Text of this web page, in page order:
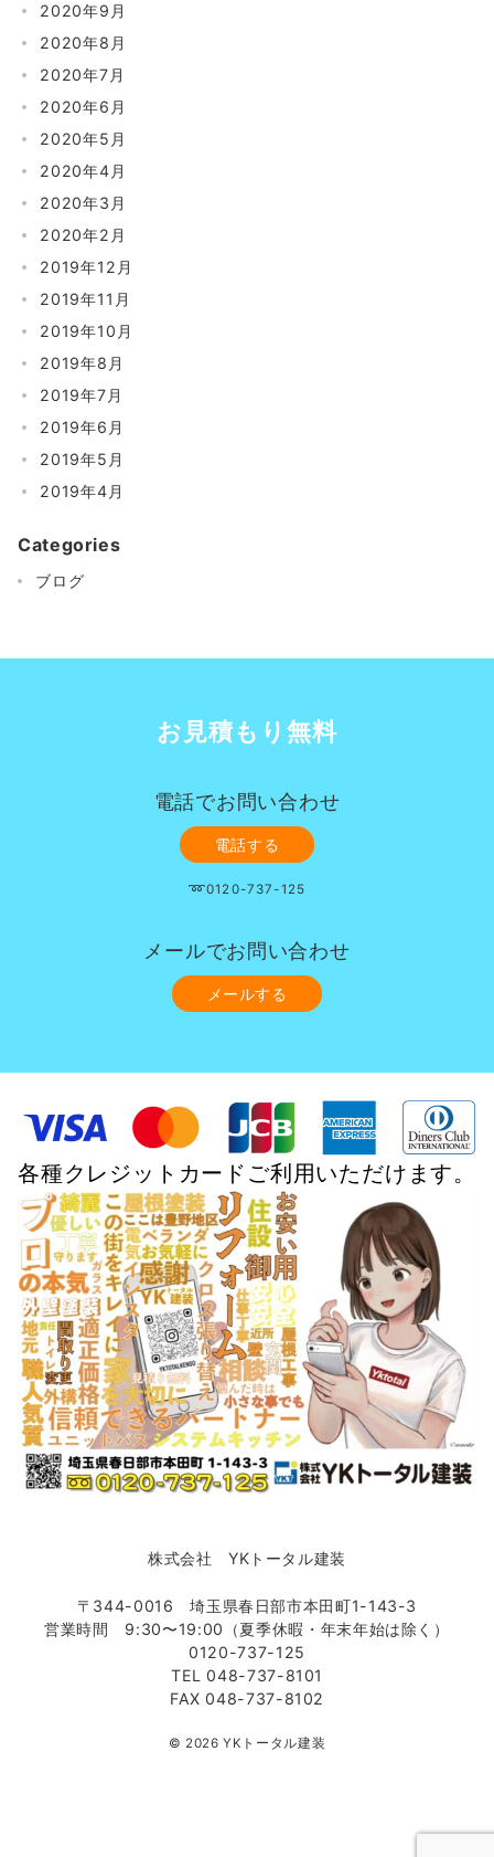
2020年9月
2020年8月
2020年7月
2020年6月
2020年5月
2020年4月
2020年3月
2020年2月
2019年12月
2019年11月
2019年10月
2019年8月
2019年7月
2019年6月
2019年5月
2019年4月
Categories
ブログ
お見積もり無料
電話でお問い合わせ
電話する
➿0120-737-125
メールでお問い合わせ
メールする
各種クレジットカードご利用いただけます。
株式会社 YKトータル建装
〒344-0016 埼玉県春日部市本田町1-143-3
営業時間 9:30〜19:00（夏季休暇・年末年始は除く）
0120-737-125
TEL 048-737-8101
FAX 048-737-8102
© 2026YKトータル建装